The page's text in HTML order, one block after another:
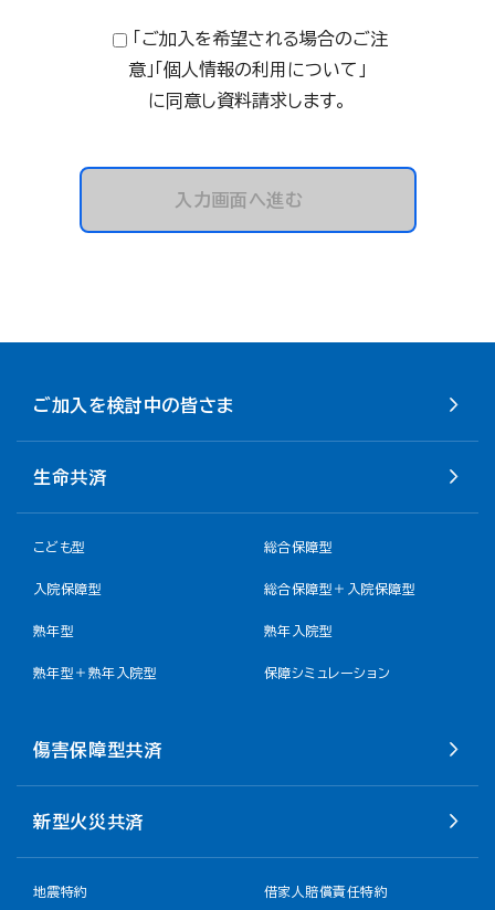
入力画面へ進む
「ご加入を希望される場合のご注
意」「個人情報の利用について」
に同意し資料請求します。
ご加入を検討中の皆さま
生命共済
こども型 総合保障型
入院保障型 総合保障型＋入院保障型
熟年型 熟年入院型
熟年型＋熟年入院型 保障シミュレーション
傷害保障型共済
新型火災共済
地震特約 借家人賠償責任特約